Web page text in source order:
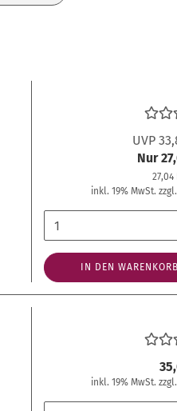
UVP
Nur
27,04
inkl. 19% MwSt. zzgl.
IN DEN WARENKORB
inkl. 19% MwSt. zzgl.